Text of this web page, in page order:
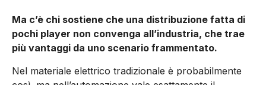
Ma c’è chi sostiene che una distribuzione fatta di
pochi player non convenga all’industria, che trae
più vantaggi da uno scenario frammentato.
Nel materiale elettrico tradizionale è probabilmente